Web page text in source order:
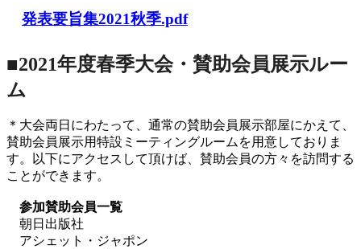
発表要旨集2021秋季.pdf
■2021年度春季大会・賛助会員展示ルー
ム
＊大会両日にわたって、通常の賛助会員展示部屋にかえて、
賛助会員展示用特設ミーティングルームを用意しておりま
す。以下にアクセスして頂けば、賛助会員の方々を訪問する
ことができます。
参加賛助会員一覧
朝日出版社
アシェット・ジャポン